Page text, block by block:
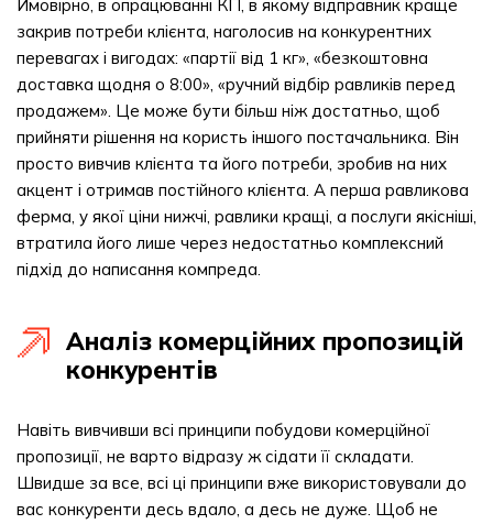
Ймовірно, в опрацюванні КП, в якому відправник краще
закрив потреби клієнта, наголосив на конкурентних
перевагах і вигодах: «партії від 1 кг», «безкоштовна
доставка щодня о 8:00», «ручний відбір равликів перед
продажем». Це може бути більш ніж достатньо, щоб
прийняти рішення на користь іншого постачальника. Він
просто вивчив клієнта та його потреби, зробив на них
акцент і отримав постійного клієнта. А перша равликова
ферма, у якої ціни нижчі, равлики кращі, а послуги якісніші,
втратила його лише через недостатньо комплексний
підхід до написання компреда.
Аналіз комерційних пропозицій
конкурентів
Навіть вивчивши всі принципи побудови комерційної
пропозиції, не варто відразу ж сідати її складати.
Швидше за все, всі ці принципи вже використовували до
вас конкуренти десь вдало, а десь не дуже. Щоб не